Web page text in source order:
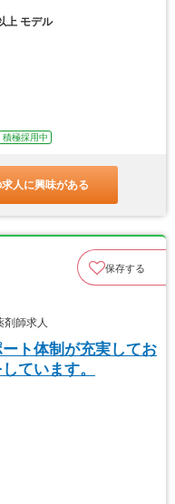
上 モデル
積極採用中
求人に興味がある
保存する
師求人
ート体制が充実してお
ています。